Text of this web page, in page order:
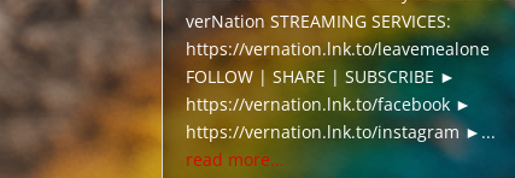
verNation STREAMING SERVICES:
https://vernation.lnk.to/leavemealone
FOLLOW | SHARE | SUBSCRIBE ►
https://vernation.lnk.to/facebook ►
https://vernation.lnk.to/instagram ►...
read more...